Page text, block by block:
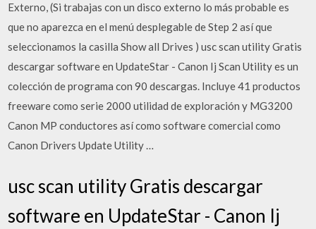
Externo, (Si trabajas con un disco externo lo más probable es
que no aparezca en el menú desplegable de Step 2 así que
seleccionamos la casilla Show all Drives ) usc scan utility Gratis
descargar software en UpdateStar - Canon Ij Scan Utility es un
colección de programa con 90 descargas. Incluye 41 productos
freeware como serie 2000 utilidad de exploración y MG3200
Canon MP conductores así como software comercial como
Canon Drivers Update Utility …
usc scan utility Gratis descargar
software en UpdateStar - Canon Ij